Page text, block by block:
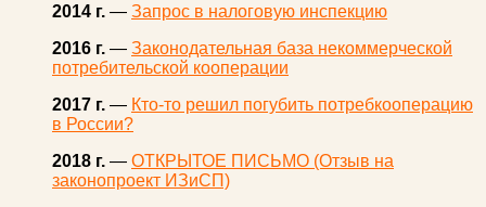
2014 г. — Запрос в налоговую инспекцию
2016 г. — Законодательная база некоммерческой
потребительской кооперации
2017 г. — Кто-то решил погубить потребкооперацию
в России?
2018 г. — ОТКРЫТОЕ ПИСЬМО (Отзыв на
законопроект ИЗиСП)